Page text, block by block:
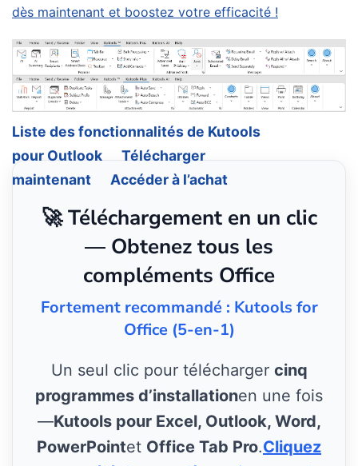
dès maintenant et boostez votre efficacité !
Liste des fonctionnalités de Kutools
pour Outlook
Télécharger
maintenant
Accéder à l’achat
🚀 Téléchargement en un clic
— Obtenez tous les
compléments Office
Fortement recommandé : Kutools for
Office (5-en-1)
Un seul clic pour télécharger cinq
programmes d’installationen une fois
—Kutools pour Excel, Outlook, Word,
PowerPointet Office Tab Pro.Cliquez